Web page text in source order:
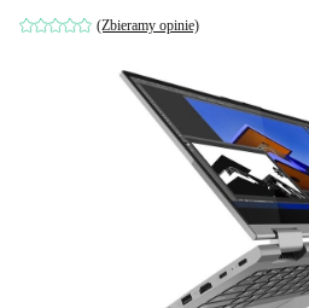
(Zbieramy opinie)